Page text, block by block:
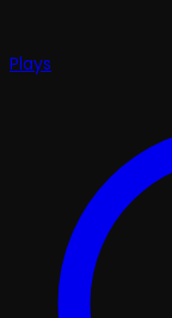
Plays